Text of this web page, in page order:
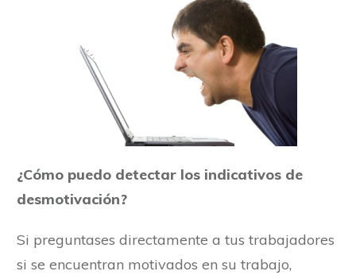
¿Cómo puedo detectar los indicativos de
desmotivación?
Si preguntases directamente a tus trabajadores
si se encuentran motivados en su trabajo,